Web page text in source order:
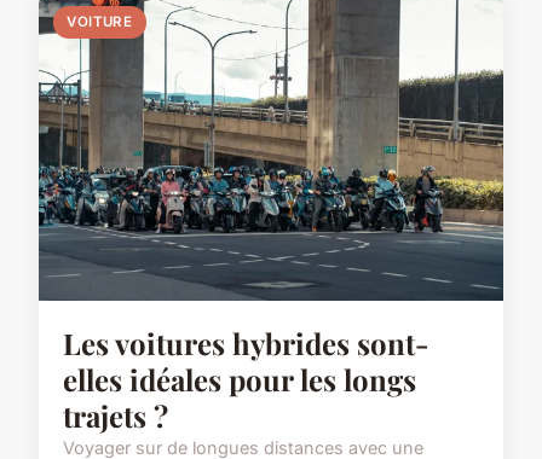
VOITURE
Les voitures hybrides sont-
elles idéales pour les longs
trajets ?
Voyager sur de longues distances avec une